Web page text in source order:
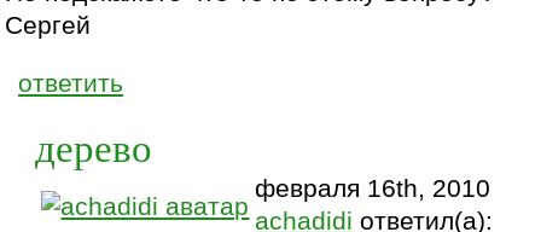
Сергей
ответить
дерево
февраля 16th, 2010
achadidi ответил(а):